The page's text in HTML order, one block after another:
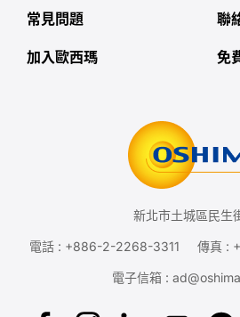
常見問題 聯
加入歐西瑪 免
新北市土城區民生
電話 : +886-2-2268-3311 傳真 :
電子信箱 :